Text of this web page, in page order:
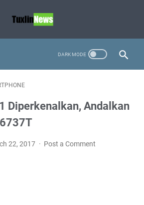
Diperkenalkan, Andalkan
22, 2017 Post a Comment